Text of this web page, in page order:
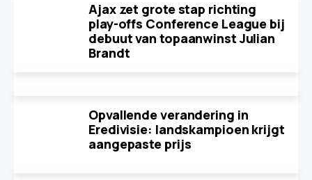
Ajax zet grote stap richting
play-offs Conference League bij
debuut van topaanwinst Julian
Brandt
Opvallende verandering in
Eredivisie: landskampioen krijgt
aangepaste prijs